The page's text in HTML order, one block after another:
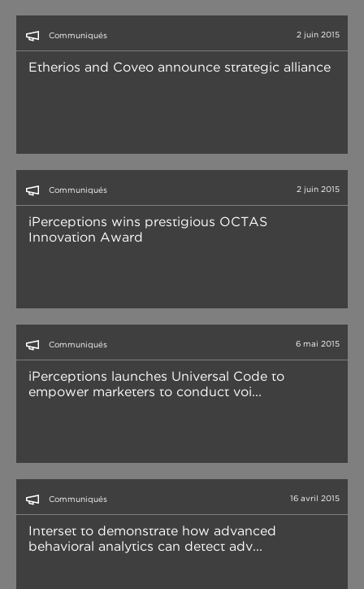
Communiqués 2 juin 2015
Etherios and Coveo announce strategic alliance
Communiqués 2 juin 2015
iPerceptions wins prestigious OCTAS
Innovation Award
Communiqués 6 mai 2015
iPerceptions launches Universal Code to
empower marketers to conduct voi...
Communiqués 16 avril 2015
Interset to demonstrate how advanced
behavioral analytics can detect adv...